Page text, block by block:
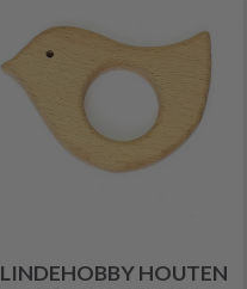
LINDEHOBBY HOUTEN